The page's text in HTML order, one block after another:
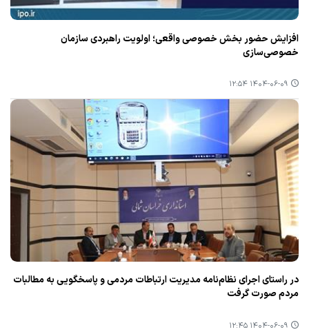
افزایش حضور بخش خصوصی واقعی؛ اولویت راهبردی سازمان
خصوصی‌سازی
۱۴۰۴-۰۶-۰۹ ۱۲:۵۴
در راستای اجرای نظام‌نامه مدیریت ارتباطات مردمی و پاسخگویی به مطالبات
مردم صورت گرفت
۱۴۰۴-۰۶-۰۹ ۱۲:۴۵